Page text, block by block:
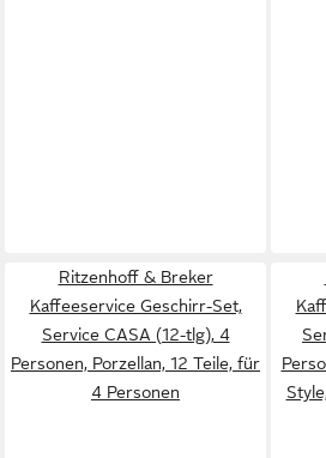
Ritzenhoff & Breker
Kaffeeservice Geschirr-Set,
Service CASA (12-tlg), 4
Personen, Porzellan, 12 Teile, für
4 Personen